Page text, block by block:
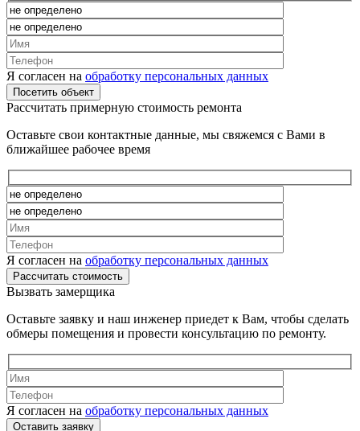
Я согласен на обработку персональных данных
Рассчитать примерную стоимость ремонта
Оставьте свои контактные данные, мы свяжемся с Вами в
ближайшее рабочее время
Я согласен на обработку персональных данных
Вызвать замерщика
Оставьте заявку и наш инженер приедет к Вам, чтобы сделать
обмеры помещения и провести консультацию по ремонту.
Я согласен на обработку персональных данных